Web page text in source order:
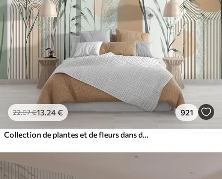
22.07€13 .24€ 921